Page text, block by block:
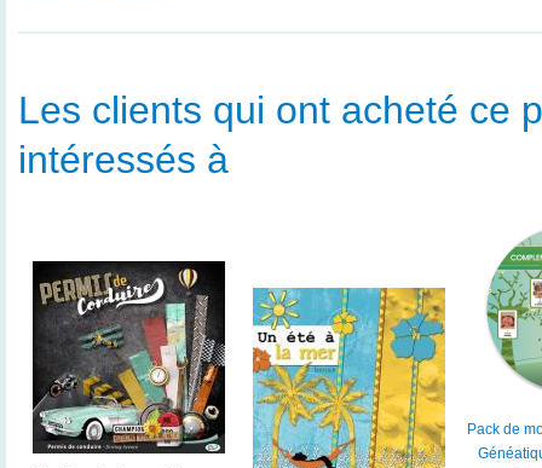
Les clients qui ont acheté ce
intéressés à
Pack de